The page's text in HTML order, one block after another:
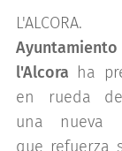
l'Alcora ha
en rueda
una nueva
que refuerza